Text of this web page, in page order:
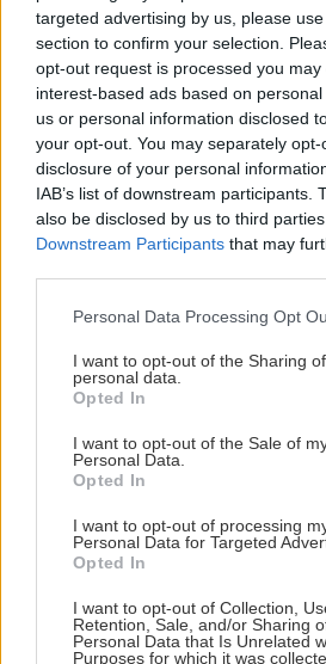
targeted advertising by us, please
section to confirm your selection.
opt-out request is processed you may
interest-based ads based on
us or personal information disclosed
your opt-out. You may separately
disclosure of your personal
IAB’s list of downstream participants.
also be disclosed by us to third
Downstream Participants that may
Please note that this website/app
not limited to your visit or usage
grant or deny consent to Google and
use your data for below specified
consent section.
Personal Data Processing Opt
I want to opt-out of the Sharing
personal data.
Opted In
I want to opt-out of the Sale of
Personal Data.
Opted In
I want to opt-out of processing
Personal Data for Targeted
Opted In
I want to opt-out of Collection,
Retention, Sale, and/or Sharing
Personal Data that Is Unrelated
Purposes for which it was
Στη Σαλονίκη… ως τα
άλλαξε, όμως, την τελευταία
συνήθειες των «ορδών» της
περιοχή της οδού
Συγγρού
παράδεισος της
πόλης.Από αυτί σε αυτί, τα
μπυραρίες και τα bar στα
στέγαζαν μια ακμάζουσα
μεταμορφώνοντας την παλιά
της Θεσσαλονίκης.